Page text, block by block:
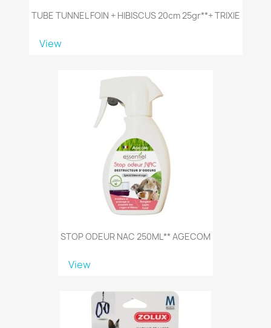
TUBE TUNNEL FOIN + HIBISCUS 20cm 25gr**+ TRIXIE
View
STOP ODEUR NAC 250ML** AGECOM
View